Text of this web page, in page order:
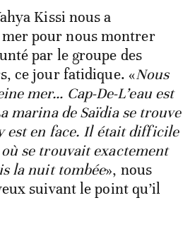
Kissi nous a
mer pour nous montrer
par le groupe des
ce jour fatidique. «Nous
mer… Cap-De-L’eau est
marina de Saïdia se trouve
est en face. Il était difficile
se trouvait exactement
la nuit tombée», nous
suivant le point qu’il